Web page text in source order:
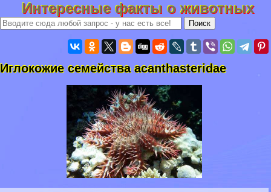
Интересные факты о животных
Иглокожие семейства acanthasteridae